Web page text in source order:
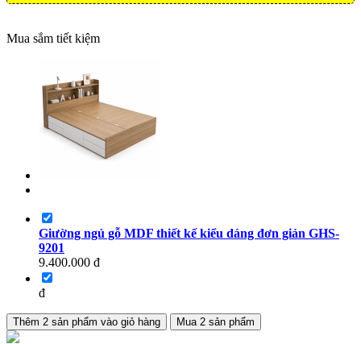
Mua sắm tiết kiệm
Giường ngủ gỗ MDF thiết kế kiểu dáng đơn giản GHS-
9201
9.400.000 đ
đ
Thêm 2 sản phẩm vào giỏ hàng Mua 2 sản phẩm